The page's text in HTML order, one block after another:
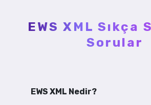
EWS XML Sıkça
Sorular
EWS XML Nedir?